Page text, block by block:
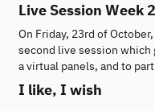
Live Session Week
On Friday, 23rd of
second live session
a virtual panels, and to
I like, I wish